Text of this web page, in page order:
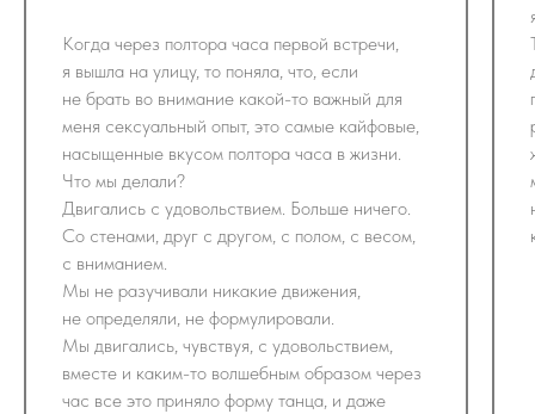
Когда через полтора часа первой встречи,
я вышла на улицу, то поняла, что, если
не брать во внимание какой-то важный для
меня сексуальный опыт, это самые кайфовые,
насыщенные вкусом полтора часа в жизни.
Что мы делали?
Двигались с удовольствием. Больше ничего.
Со стенами, друг с другом, с полом, с весом,
с вниманием.
Мы не разучивали никакие движения,
не определяли, не формулировали.
Мы двигались, чувствуя, с удовольствием,
вместе и каким-то волшебным образом через
час все это приняло форму танца, и даже